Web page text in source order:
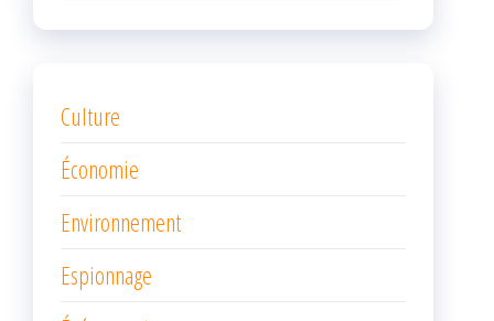
Culture
Économie
Environnement
Espionnage